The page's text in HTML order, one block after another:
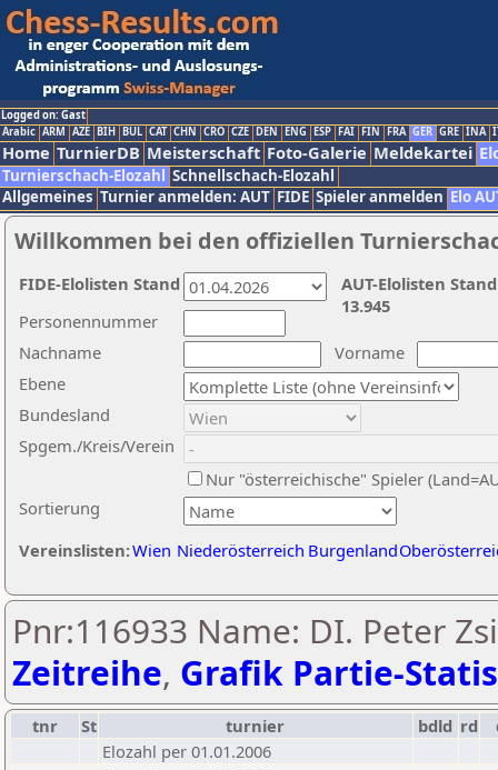
Logged on: Gast
Arabic ARM AZE BIH BUL CAT CHN CRO CZE DEN ENG ESP FAI FIN FRA GER GRE INA
Home TurnierDB Meisterschaft Foto-Galerie Meldekartei
Turnierschach-Elozahl Schnellschach-Elozahl
Allgemeines Turnier anmelden: AUT FIDE Spieler anmelden Elo
Willkommen bei den offiziellen
Nachname
Vorname
Ebene
Sortierung
Personennummer
Bundesland
Spgem./Kreis/Verein
Nur "österreichische" Spieler
Vereinslisten:Wien Niederösterreich Burgenland
AUT-Elolisten
13.945
FIDE-Elolisten Stand
Pnr:116933 Name: DI. Peter
Zeitreihe, Grafik Partie-
tnr St turnier bdld rd
Elozahl per 01.01.2006